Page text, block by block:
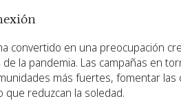
convertido en una preocupación
la pandemia. Las campañas en
más fuertes, fomentar las
que reduzcan la soledad.